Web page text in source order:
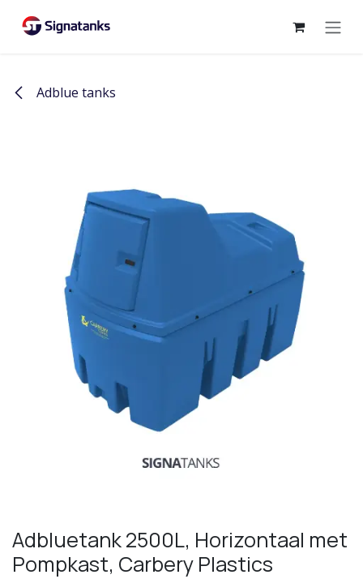
Adblue tanks
Adbluetank 2500L, Horizontaal met
Pompkast, Carbery Plastics